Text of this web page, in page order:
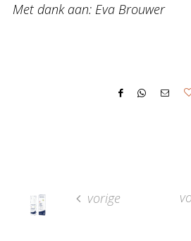
Met dank aan: Eva Brouwer
vorige